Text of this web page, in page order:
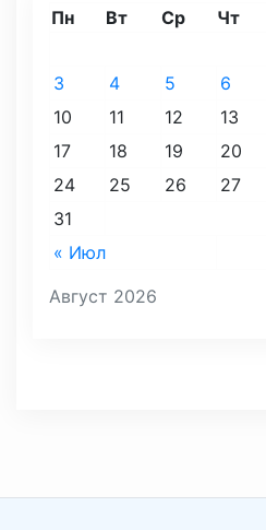
Август 2026
Пн Вт Ср Чт
« Июл
3
4 5 6
10
11 12 13
17
18 19 20
24
25 26 27
31